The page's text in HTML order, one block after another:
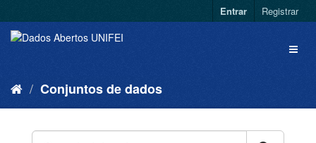
Entrar Registrar
Conjuntos de dados